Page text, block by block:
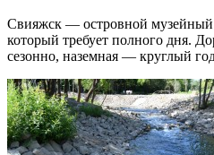
Свияжск — островной
который требует полного дня.
сезонно, наземная — круглый